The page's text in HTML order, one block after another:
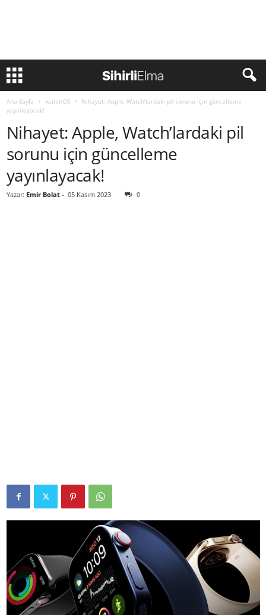
Ana Sayfa watchOS
Nihayet: Apple, Watch’lardaki pil sorunu için güncelleme
yayınlayacak!
Nihayet: Apple, Watch’lardaki pil
sorunu için güncelleme
yayınlayacak!
Yazar: Emir Bolat - 05 Kasım 2023 0